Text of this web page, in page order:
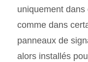
uniquement
comme dans
panneaux de
alors installés